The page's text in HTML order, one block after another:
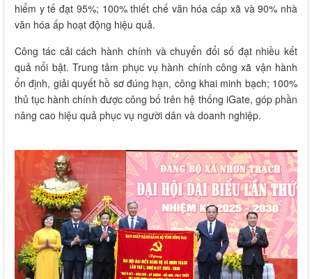
hiểm y tế đạt 95%; 100% thiết chế văn hóa cấp xã và 90% nhà
văn hóa ấp hoạt động hiệu quả.
Công tác cải cách hành chính và chuyển đổi số đạt nhiều kết
quả nổi bật. Trung tâm phục vụ hành chính công xã vận hành
ổn định, giải quyết hồ sơ đúng hạn, công khai minh bạch; 100%
thủ tục hành chính được công bố trên hệ thống iGate, góp phần
nâng cao hiệu quả phục vụ người dân và doanh nghiệp.